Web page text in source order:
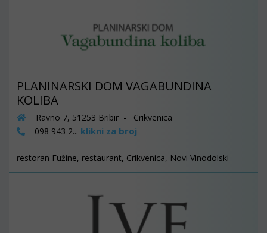
PLANINARSKI DOM VAGABUNDINA
KOLIBA
Ravno 7, 51253 Bribir - Crikvenica
098 943 2... klikni za broj
restoran Fužine, restaurant, Crikvenica, Novi Vinodolski